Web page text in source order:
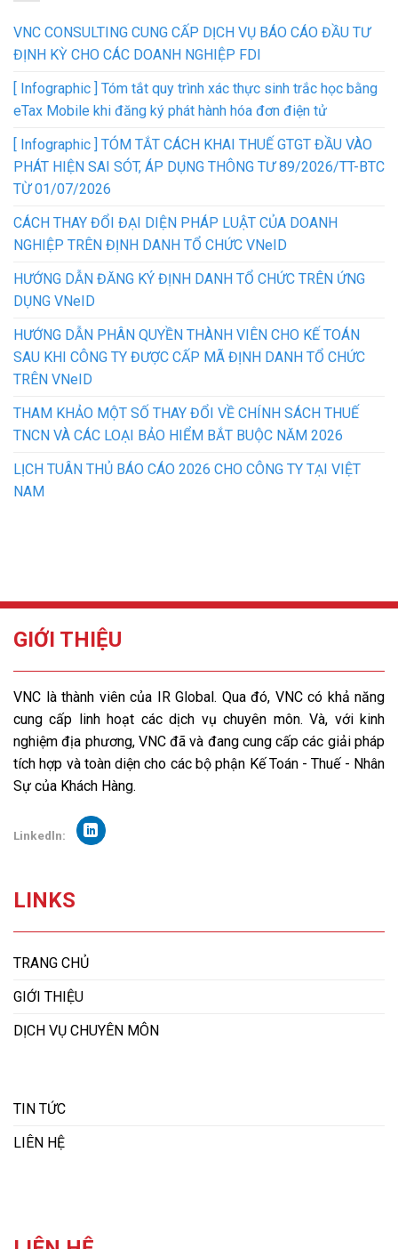
VNC CONSULTING CUNG CẤP DỊCH VỤ BÁO CÁO ĐẦU TƯ
ĐỊNH KỲ CHO CÁC DOANH NGHIỆP FDI
[ Infographic ] Tóm tắt quy trình xác thực sinh trắc học bằng
eTax Mobile khi đăng ký phát hành hóa đơn điện tử
[ Infographic ] TÓM TẮT CÁCH KHAI THUẾ GTGT ĐẦU VÀO
PHÁT HIỆN SAI SÓT, ÁP DỤNG THÔNG TƯ 89/2026/TT-BTC
TỪ 01/07/2026
CÁCH THAY ĐỔI ĐẠI DIỆN PHÁP LUẬT CỦA DOANH
NGHIỆP TRÊN ĐỊNH DANH TỔ CHỨC VNeID
HƯỚNG DẪN ĐĂNG KÝ ĐỊNH DANH TỔ CHỨC TRÊN ỨNG
DỤNG VNeID
HƯỚNG DẪN PHÂN QUYỀN THÀNH VIÊN CHO KẾ TOÁN
SAU KHI CÔNG TY ĐƯỢC CẤP MÃ ĐỊNH DANH TỔ CHỨC
TRÊN VNeID
THAM KHẢO MỘT SỐ THAY ĐỔI VỀ CHÍNH SÁCH THUẾ
TNCN VÀ CÁC LOẠI BẢO HIỂM BẮT BUỘC NĂM 2026
LỊCH TUÂN THỦ BÁO CÁO 2026 CHO CÔNG TY TẠI VIỆT
NAM
GIỚI THIỆU
VNC là thành viên của IR Global. Qua đó, VNC có khả năng
cung cấp linh hoạt các dịch vụ chuyên môn. Và, với kinh
nghiệm địa phương, VNC đã và đang cung cấp các giải pháp
tích hợp và toàn diện cho các bộ phận Kế Toán - Thuế - Nhân
Sự của Khách Hàng.
Linkedln:
LINKS
TRANG CHỦ
GIỚI THIỆU
DỊCH VỤ CHUYÊN MÔN
TIN TỨC
LIÊN HỆ